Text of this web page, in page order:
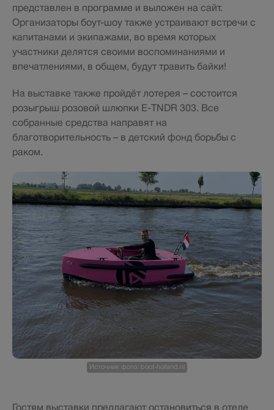
представлен в программе и выложен на сайт.
Организаторы боут-шоу также устраивают встречи с
капитанами и экипажами, во время которых
участники делятся своими воспоминаниями и
впечатлениями, в общем, будут травить байки!
На выставке также пройдёт лотерея – состоится
розыгрыш розовой шлюпки E-TNDR 303. Все
собранные средства направят на
благотворительность – в детский фонд борьбы с
раком.
Источник фото: boot-holland.nl